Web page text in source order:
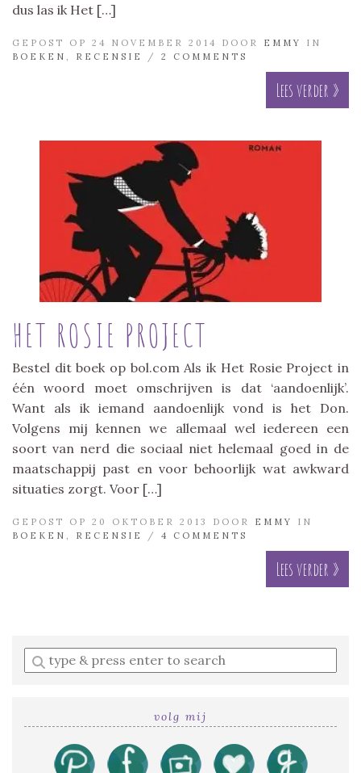
dus las ik Het […]
GEPOST OP 24 NOVEMBER 2014 DOOR EMMY
IN
BOEKEN
RECENSIE / 2 COMMENTS
Lees verder »
HET ROSIE PROJECT
Bestel dit boek op bol.com Als ik Het Rosie Project in
één woord moet omschrijven is dat ‘aandoenlijk’.
Want als ik iemand aandoenlijk vond is het Don.
Volgens mij kennen we allemaal wel iedereen een
soort van nerd die sociaal niet helemaal goed in de
maatschappij past en voor behoorlijk wat awkward
situaties zorgt. Voor […]
GEPOST OP 20 OKTOBER 2013 DOOR EMMY
IN
BOEKEN
RECENSIE / 4 COMMENTS
Lees verder »
Enter
a
volg mij